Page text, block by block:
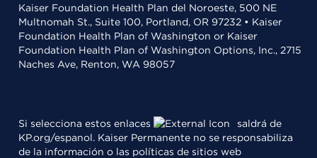
Kaiser Foundation Health Plan del Noroeste, 500 NE
Multnomah St., Suite 100, Portland, OR 97232 • Kaiser
Foundation Health Plan of Washington or Kaiser
Foundation Health Plan of Washington Options, Inc., 2715
Naches Ave, Renton, WA 98057
Si selecciona estos enlaces
saldrá de
KP.org/espanol. Kaiser Permanente no se responsabiliza
de la información o las políticas de sitios web